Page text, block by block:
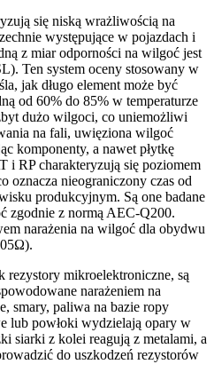
się niską wrażliwością na
występujące w pojazdach i
z miar odporności na wilgoć jest
Ten system oceny stosowany w
jak długo element może być
od 60% do 85% w temperaturze
dużo wilgoci, co uniemożliwi
na fali, uwięziona wilgoć
komponenty, a nawet płytkę
i RP charakteryzują się poziomem
oznacza nieograniczony czas od
produkcyjnym. Są one badane
zgodnie z normą AEC-Q200.
narażenia na wilgoć dla obydwu
rezystory mikroelektroniczne, są
narażeniem na
smary, paliwa na bazie ropy
lub powłoki wydzielają opary w
siarki z kolei reagują z metalami, a
do uszkodzeń rezystorów